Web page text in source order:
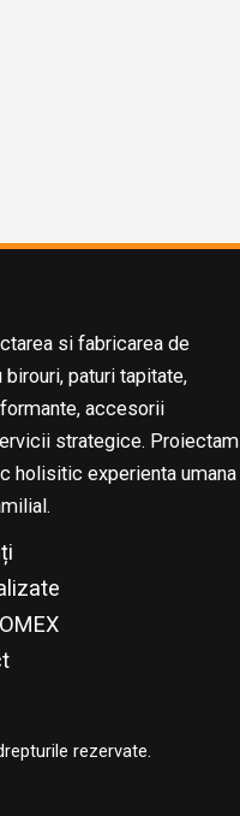
si fabricarea de
paturi tapitate,
accesorii
strategice. Proiectam
holisitic experienta umana
rezervate.